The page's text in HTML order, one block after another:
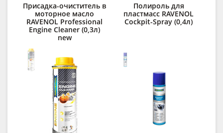
Присадка-очиститель в
моторное масло
RAVENOL Professional
Engine Cleaner (0,3л)
new
Полироль для
пластмасс RAVENOL
Cockpit-Spray (0,4л)